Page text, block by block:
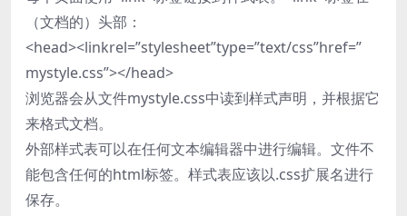
（文档的）头部：
<head><linkrel=”stylesheet”type=”text/css”href=”
mystyle.css”></head>
浏览器会从文件mystyle.css中读到样式声明，并根据它
来格式文档。
外部样式表可以在任何文本编辑器中进行编辑。文件不
能包含任何的html标签。样式表应该以.css扩展名进行
保存。